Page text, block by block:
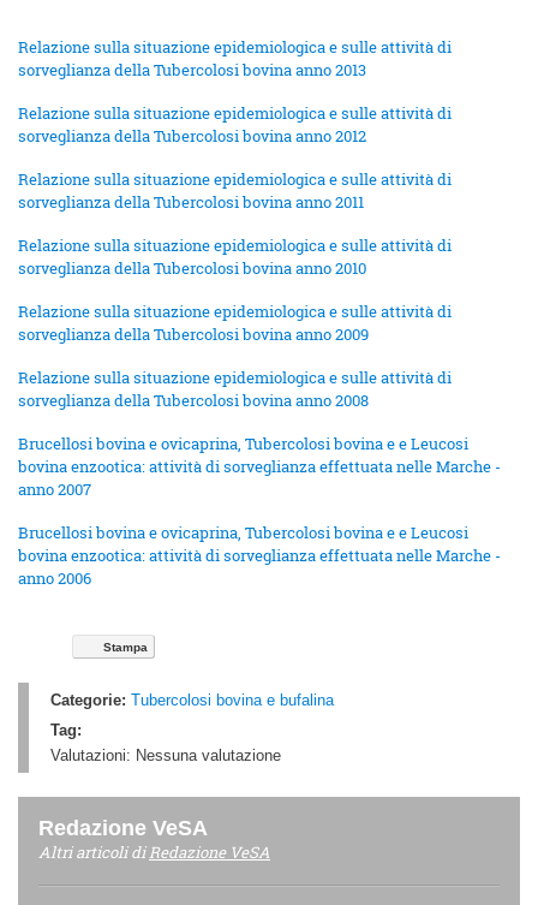
Relazione sulla situazione epidemiologica e sulle attività di
sorveglianza della Tubercolosi bovina anno 2013
Relazione sulla situazione epidemiologica e sulle attività di
sorveglianza della Tubercolosi bovina anno 2012
Relazione sulla situazione epidemiologica e sulle attività di
sorveglianza della Tubercolosi bovina anno 2011
Relazione sulla situazione epidemiologica e sulle attività di
sorveglianza della Tubercolosi bovina anno 2010
Relazione sulla situazione epidemiologica e sulle attività di
sorveglianza della Tubercolosi bovina anno 2009
Relazione sulla situazione epidemiologica e sulle attività di
sorveglianza della Tubercolosi bovina anno 2008
Brucellosi bovina e ovicaprina, Tubercolosi bovina e e Leucosi
bovina enzootica: attività di sorveglianza effettuata nelle Marche -
anno 2007
Brucellosi bovina e ovicaprina, Tubercolosi bovina e e Leucosi
bovina enzootica: attività di sorveglianza effettuata nelle Marche -
anno 2006
Stampa
Categorie: Tubercolosi bovina e bufalina
Tag:
Valutazioni: Nessuna valutazione
Redazione VeSA
Altri articoli diRedazione VeSA